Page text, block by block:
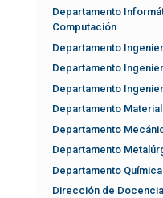
Departamento
Computación
Departamento
Departamento
Departamento
Departamento
Departamento
Departamento
Departamento Química
Dirección de Docencia